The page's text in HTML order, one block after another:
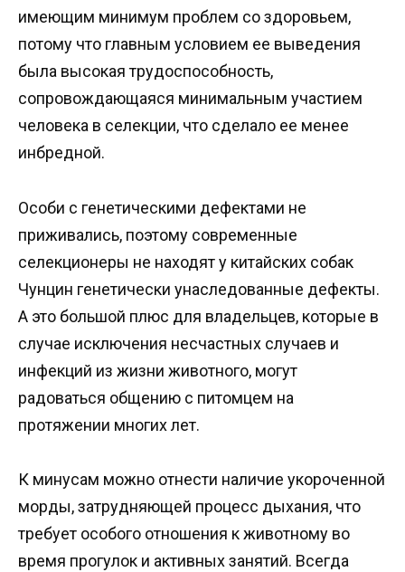
имеющим минимум проблем со здоровьем,
потому что главным условием ее выведения
была высокая трудоспособность,
сопровождающаяся минимальным участием
человека в селекции, что сделало ее менее
инбредной.
Особи с генетическими дефектами не
приживались, поэтому современные
селекционеры не находят у китайских собак
Чунцин генетически унаследованные дефекты.
А это большой плюс для владельцев, которые в
случае исключения несчастных случаев и
инфекций из жизни животного, могут
радоваться общению с питомцем на
протяжении многих лет.
К минусам можно отнести наличие укороченной
морды, затрудняющей процесс дыхания, что
требует особого отношения к животному во
время прогулок и активных занятий. Всегда